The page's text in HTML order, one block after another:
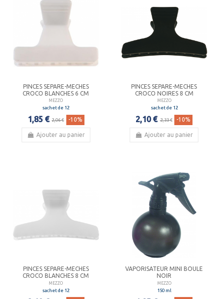
PINCES SEPARE-MECHES
CROCO BLANCHES 6 CM
MEZZO
sachet de 12
1,85 € 2,06 € -10%
Ajouter au panier
PINCES SEPARE-MECHES
CROCO NOIRES 8 CM
MEZZO
sachet de 12
2,10 € 2,33 € -10%
Ajouter au panier
PINCES SEPARE-MECHES
CROCO BLANCHES 8 CM
MEZZO
sachet de 12
VAPORISATEUR MINI BOULE
NOIR
MEZZO
150 ml